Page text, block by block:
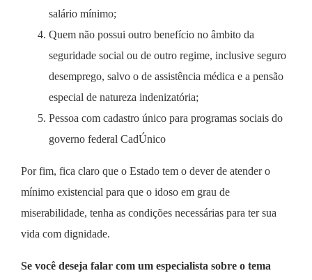
salário mínimo;
Quem não possui outro benefício no âmbito da
seguridade social ou de outro regime, inclusive seguro
desemprego, salvo o de assistência médica e a pensão
especial de natureza indenizatória;
Pessoa com cadastro único para programas sociais do
governo federal CadÚnico
Por fim, fica claro que o Estado tem o dever de atender o
mínimo existencial para que o idoso em grau de
miserabilidade, tenha as condições necessárias para ter sua
vida com dignidade.
Se você deseja falar com um especialista sobre o tema